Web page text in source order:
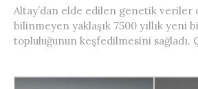
Altay’dan elde edilen genetik veriler
bilinmeyen yaklaşık 7500 yıllık yeni
topluluğunun keşfedilmesini sağladı.